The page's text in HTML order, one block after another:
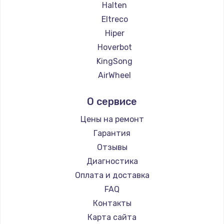
Замена температурного датчика
2500 руб.
Заказать
Замена электроконфорки
1300 руб.
Техобслуживание
Заказать
Установка / подключение / демонтаж
1300 руб.
Заказать
Halten
Eltreco
Hiper
Hoverbot
KingSong
AirWheel
Hunter
Shorner
Joyor
Minimotors
Bork
Segway
KIRIN
О сервисе
Цены на ремонт
Гарантия
Отзывы
Диагностика
Оплата и доставка
FAQ
Контакты
Карта сайта